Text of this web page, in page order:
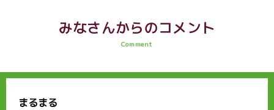
みなさんからのコメント
Comment
まるまる